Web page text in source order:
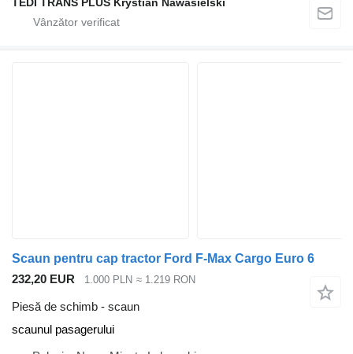
Scaun pentru cap tractor Ford F-Max Cargo Euro 6
232,20 EUR
1.000 PLN ≈ 1.219 RON
Piesă de schimb - scaun
scaunul pasagerului